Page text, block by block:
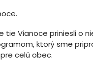
tie Vianoce priniesli o
ktorý sme
celú obec.